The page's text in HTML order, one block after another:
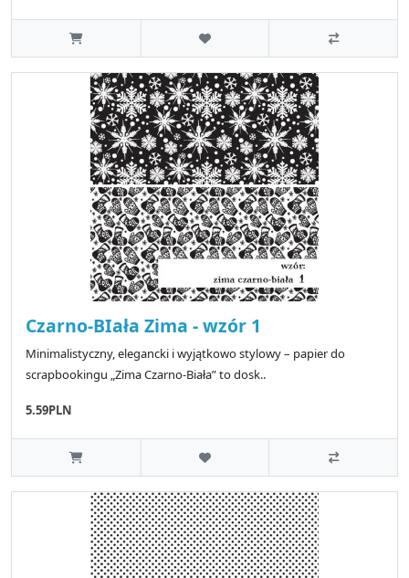
Czarno-BIała Zima - wzór 1
Minimalistyczny, elegancki i wyjątkowo stylowy – papier do
scrapbookingu „Zima Czarno-Biała” to dosk..
5.59PLN